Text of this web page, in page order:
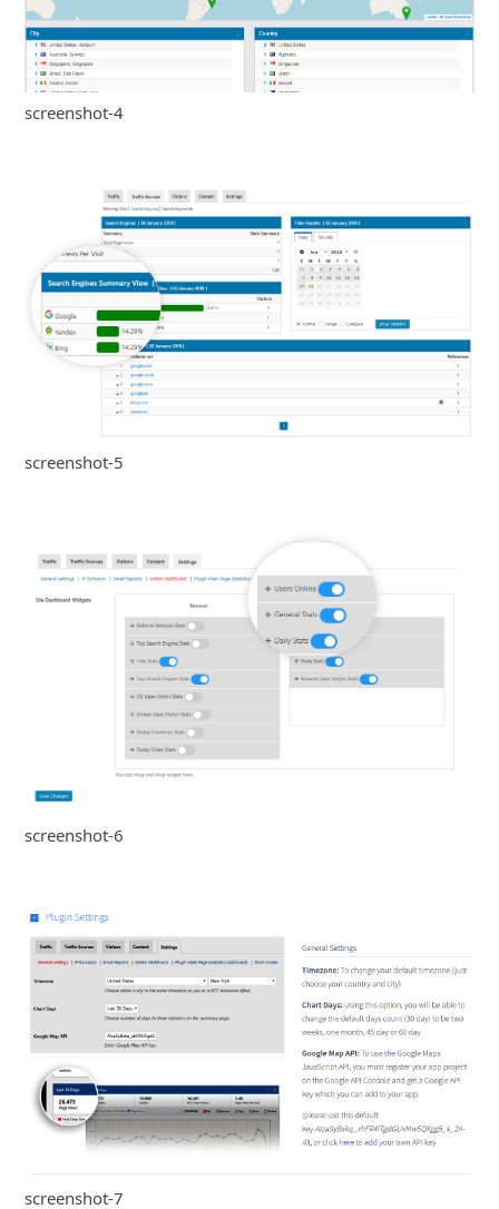
screenshot-4
screenshot-5
screenshot-6
screenshot-7